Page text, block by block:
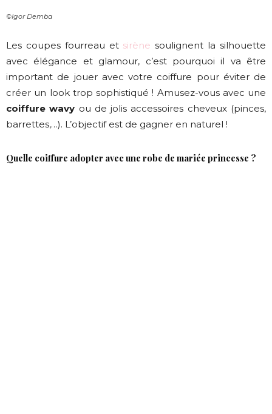
©Igor Demba
Les coupes fourreau et sirène soulignent la silhouette
avec élégance et glamour, c’est pourquoi il va être
important de jouer avec votre coiffure pour éviter de
créer un look trop sophistiqué ! Amusez-vous avec une
coiffure wavy ou de jolis accessoires cheveux (pinces,
barrettes,…). L’objectif est de gagner en naturel !
Quelle coiffure adopter avec une robe de mariée princesse ?